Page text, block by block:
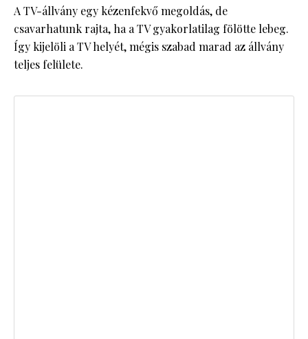
A TV-állvány egy kézenfekvő megoldás, de
csavarhatunk rajta, ha a TV gyakorlatilag fölötte lebeg.
Így kijelöli a TV helyét, mégis szabad marad az állvány
teljes felülete.